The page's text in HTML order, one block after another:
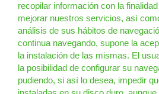
recopilar información con la
mejorar nuestros servicios, así
análisis de sus hábitos de
continua navegando, supone la
la instalación de las mismas. El
la posibilidad de configurar su
pudiendo, si así lo desea, impedir
CURSOS
NOTICIAS
¿QUIÉNES SOMOS?
CONTACTO